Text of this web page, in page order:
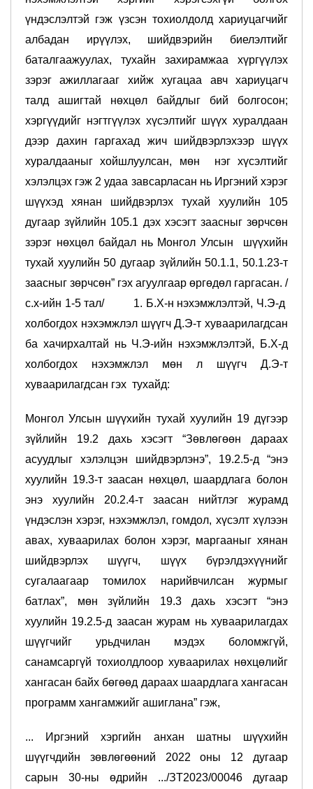
үндэслэлтэй гэж үзсэн тохиолдолд хариуцагчийг
албадан ирүүлэх, шийдвэрийн биелэлтийг
баталгаажуулах, тухайн захирамжаа хүргүүлэх
зэрэг ажиллагааг хийж хугацаа авч хариуцагч
талд ашигтай нөхцөл байдлыг бий болгосон;
хэргүүдийг нэгтгүүлэх хүсэлтийг шүүх хуралдаан
дээр дахин гаргахад жич шийдвэрлэхээр шүүх
хуралдааныг хойшлуулсан, мөн нэг хүсэлтийг
хэлэлцэх гэж 2 удаа завсарласан нь Иргэний хэрэг
шүүхэд хянан шийдвэрлэх тухай хуулийн 105
дугаар зүйлийн 105.1 дэх хэсэгт заасныг зөрчсөн
зэрэг нөхцөл байдал нь Монгол Улсын шүүхийн
тухай хуулийн 50 дугаар зүйлийн 50.1.1, 50.1.23-т
заасныг зөрчсөн” гэх агуулгаар өргөдөл гаргасан. /
с.х-ийн 1-5 тал/ 1. Б.Х-н нэхэмжлэлтэй, Ч.Э-д
холбогдох нэхэмжлэл шүүгч Д.Э-т хуваарилагдсан
ба хачирхалтай нь Ч.Э-ийн нэхэмжлэлтэй, Б.Х-д
холбогдох нэхэмжлэл мөн л шүүгч Д.Э-т
хуваарилагдсан гэх тухайд:
Монгол Улсын шүүхийн тухай хуулийн 19 дүгээр
зүйлийн 19.2 дахь хэсэгт “Зөвлөгөөн дараах
асуудлыг хэлэлцэн шийдвэрлэнэ”, 19.2.5-д “энэ
хуулийн 19.3-т заасан нөхцөл, шаардлага болон
энэ хуулийн 20.2.4-т заасан нийтлэг журамд
үндэслэн хэрэг, нэхэмжлэл, гомдол, хүсэлт хүлээн
авах, хуваарилах болон хэрэг, маргааныг хянан
шийдвэрлэх шүүгч, шүүх бүрэлдэхүүнийг
сугалаагаар томилох нарийвчилсан журмыг
батлах”, мөн зүйлийн 19.3 дахь хэсэгт “энэ
хуулийн 19.2.5-д заасан журам нь хуваарилагдах
шүүгчийг урьдчилан мэдэх боломжгүй,
санамсаргүй тохиолдлоор хуваарилах нөхцөлийг
хангасан байх бөгөөд дараах шаардлага хангасан
программ хангамжийг ашиглана” гэж,
... Иргэний хэргийн анхан шатны шүүхийн
шүүгчдийн зөвлөгөөний 2022 оны 12 дугаар
сарын 30-ны өдрийн .../ЗТ2023/00046 дугаар